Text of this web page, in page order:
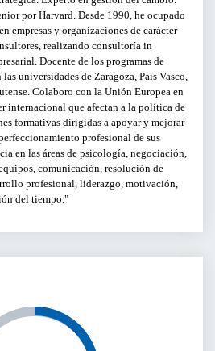
por Harvard. Desde 1990, he ocupado
empresas y organizaciones de carácter
realizando consultoría in
Docente de los programas de
universidades de Zaragoza, País Vasco,
Colaboro con la Unión Europea en
internacional que afectan a la política de
formativas dirigidas a apoyar y mejorar
profesional de sus
en las áreas de psicología, negociación,
comunicación, resolución de
profesional, liderazgo, motivación,
del tiempo.